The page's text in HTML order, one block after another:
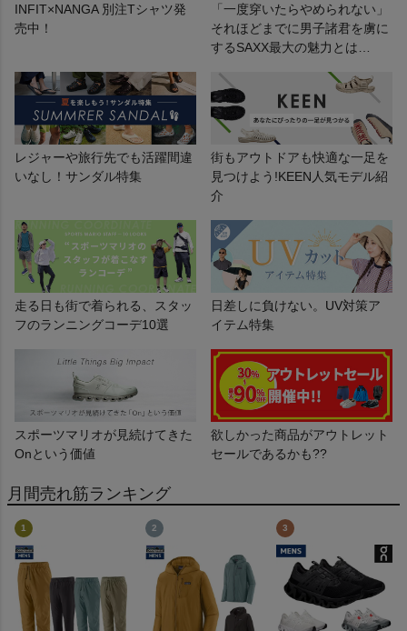
INFIT×NANGA 別注Tシャツ発
売中！
「一度穿いたらやめられない」
それほどまでに男子諸君を虜に
するSAXX最大の魅力とは…
レジャーや旅行先でも活躍間違
いなし！サンダル特集
街もアウトドアも快適な一足を
見つけよう!KEEN人気モデル紹
介
走る日も街で着られる、スタッ
フのランニングコーデ10選
日差しに負けない。UV対策ア
イテム特集
スポーツマリオが見続けてきた
Onという価値
欲しかった商品がアウトレット
セールであるかも??
月間売れ筋ランキング
1 2 3